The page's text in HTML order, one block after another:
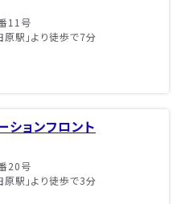
11号
駅」より徒歩で7分
ションフロント
20号
駅」より徒歩で3分